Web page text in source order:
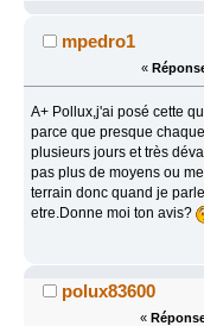
mpedro1
«
A+ Pollux,j'ai posé cette
parce que presque
plusieurs jours et très
pas plus de moyens ou
terrain donc quand je
etre.Donne moi ton avis?
polux83600
«